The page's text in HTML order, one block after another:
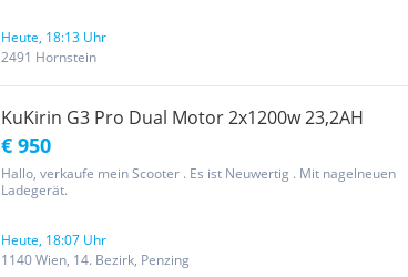
Heute, 18:13 Uhr
2491 Hornstein
KuKirin G3 Pro Dual Motor 2x1200w 23,2AH
€ 950
Hallo, verkaufe mein Scooter . Es ist Neuwertig . Mit nagelneuen
Ladegerät.
Heute, 18:07 Uhr
1140 Wien, 14. Bezirk, Penzing